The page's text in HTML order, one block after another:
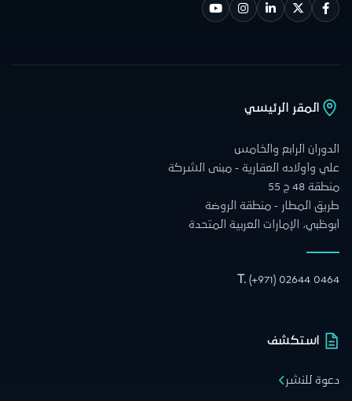
المقر الرئيسي
الدوران الرابع والخامس
علي وأولاده العقارية - مبنى الشركة
منطقة 48 ج 55
طريق المطار - منطقة الروضة
أبوظبي، الإمارات العربية المتحدة
T. (+971) 02644 0464
استكشف
دعوة للنشر